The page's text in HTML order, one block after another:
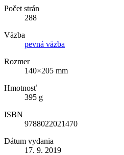
Počet strán
288
Väzba
pevná väzba
Rozmer
140×205 mm
Hmotnosť
395 g
ISBN
9788022021470
Dátum vydania
17. 9. 2019